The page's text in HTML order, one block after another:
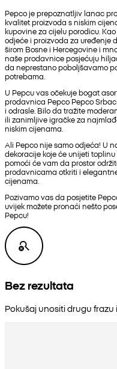
Pepco je prepoznatljiv lanac
kvalitet proizvoda s niskim
kupovine za cijelu porodicu.
odjeće i proizvoda za uređenje
širom Bosne i Hercegovine i
naše prodavnice posjećuju
da neprestano poboljšavamo
potrebama.
U Pepcu vas očekuje bogat
prodavnica Pepco Pepco
i odrasle. Bilo da tražite
ili zanimljive igračke za
niskim cijenama.
Ali Pepco nije samo odjeća! U
dekoracije koje će unijeti
pomoći će vam da prostor
prodavnicama otkriti i
cijenama.
Pozivamo vas da posjetite
uvijek možete pronaći nešto
Pepcu!
Bez rezultata
Pokušaj unositi drugu